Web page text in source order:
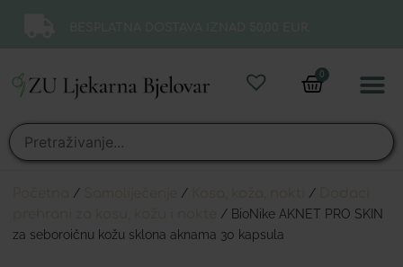
0
/ / /
/ BioNike AKNET PRO SKIN
za seboroičnu kožu sklona aknama 30 kapsula